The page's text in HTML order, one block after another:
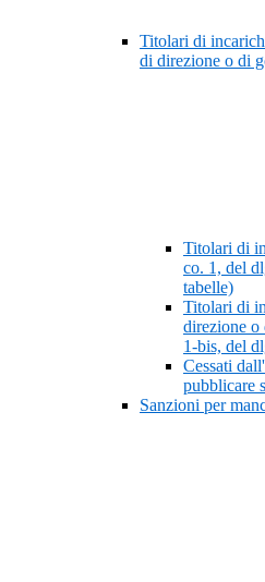
Titolari di
di direzione o di
Titolari di
co. 1, del
tabelle)
Titolari di
direzione o
1-bis, del
Cessati
pubblicare
Sanzioni per